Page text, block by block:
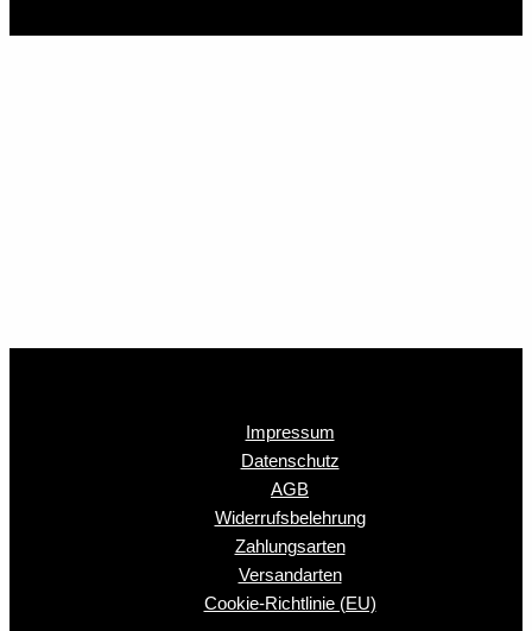
Impressum
Datenschutz
AGB
Widerrufsbelehrung
Zahlungsarten
Versandarten
Cookie-Richtlinie (EU)